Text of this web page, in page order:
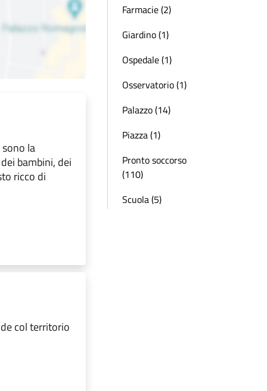
la
bambini, dei
ricco di
col territorio
Farmacie (2)
Giardino (1)
Ospedale (1)
Osservatorio (1)
Palazzo (14)
Piazza (1)
Pronto soccorso
(110)
Scuola (5)